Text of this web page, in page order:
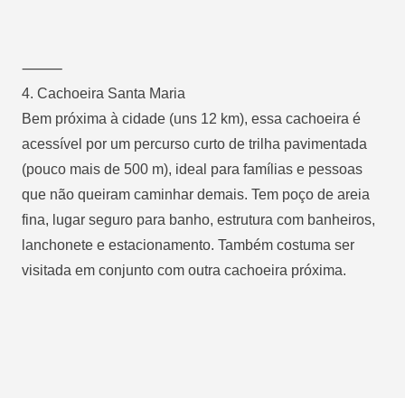
⸻
4. Cachoeira Santa Maria
Bem próxima à cidade (uns 12 km), essa cachoeira é
acessível por um percurso curto de trilha pavimentada
(pouco mais de 500 m), ideal para famílias e pessoas
que não queiram caminhar demais. Tem poço de areia
fina, lugar seguro para banho, estrutura com banheiros,
lanchonete e estacionamento. Também costuma ser
visitada em conjunto com outra cachoeira próxima.